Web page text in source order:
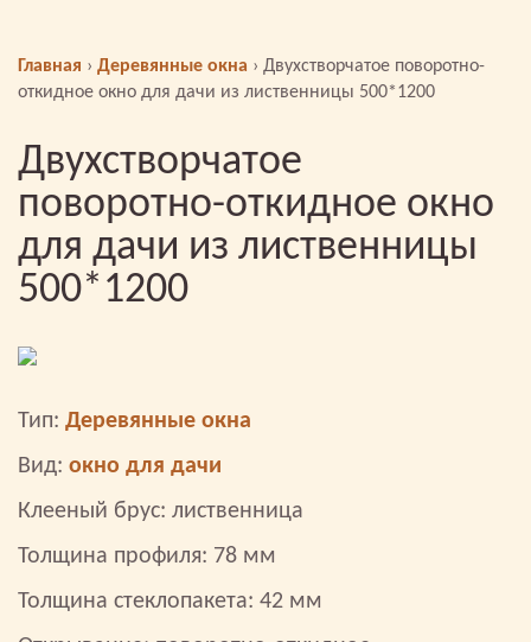
Главная › Деревянные окна › Двухстворчатое поворотно-
откидное окно для дачи из лиственницы 500*1200
Двухстворчатое
поворотно-откидное окно
для дачи из лиственницы
500*1200
Тип: Деревянные окна
Вид: окно для дачи
Клееный брус: лиственница
Толщина профиля: 78 мм
Толщина стеклопакета: 42 мм